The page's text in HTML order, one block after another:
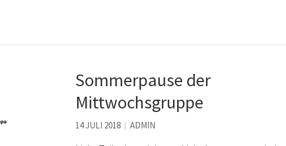
Sommerpause der
Mittwochsgruppe
14 JULI 2018 ADMIN